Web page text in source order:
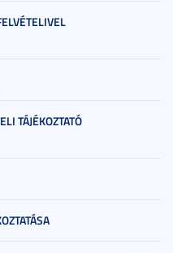
TÁJÉKOZTATÓ